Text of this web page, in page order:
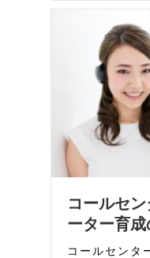
コールセ
ーター育成
コールセンタ